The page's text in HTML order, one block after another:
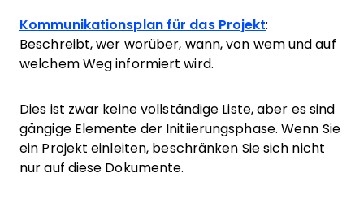
Kommunikationsplan für das Projekt:
Beschreibt, wer worüber, wann, von wem und auf
welchem Weg informiert wird.
Dies ist zwar keine vollständige Liste, aber es sind
gängige Elemente der Initiierungsphase. Wenn Sie
ein Projekt einleiten, beschränken Sie sich nicht
nur auf diese Dokumente.